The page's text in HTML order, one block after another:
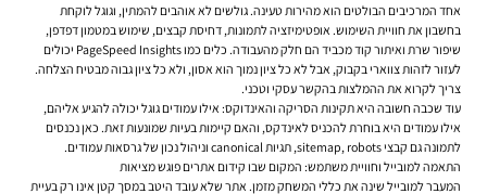
אחד המרכיבים הבולטים הוא מהירות טעינה. גולשים לא אוהבים להמתין, וגוגל לוקחת
בחשבון את חוויית השימוש. אופטימיזציה לתמונות, דחיסת קבצים, שימוש במטמון דפדפן,
שיפור שרת ואיתור קוד מכביד הם חלק מהעבודה. כלים כמו PageSpeed Insights יכולים
לעזור לזהות צווארי בקבוק, אבל לא כל ציון נמוך הוא אסון, ולא כל ציון גבוה מבטיח הצלחה.
צריך לקרוא את ההמלצות בהקשר עסקי וטכני.
עוד שכבה חשובה היא תקינות הסריקה והאינדוקס: אילו עמודים גוגל יכולה להגיע אליהם,
אילו עמודים היא בוחרת להכניס לאינדקס, והאם קיימות בעיות שמונעות זאת. כאן נכנסים
לתמונה גם קבצי sitemap, robots, תגיות canonical וניהול נכון של גרסאות עמודים.
התאמה למובייל וחוויית משתמש: המקום שבו קידום אתרים פוגש מציאות
המעבר למובייל שינה את כללי המשחק מזמן. אתר שלא עובד היטב במסך קטן אינו רק בעיית